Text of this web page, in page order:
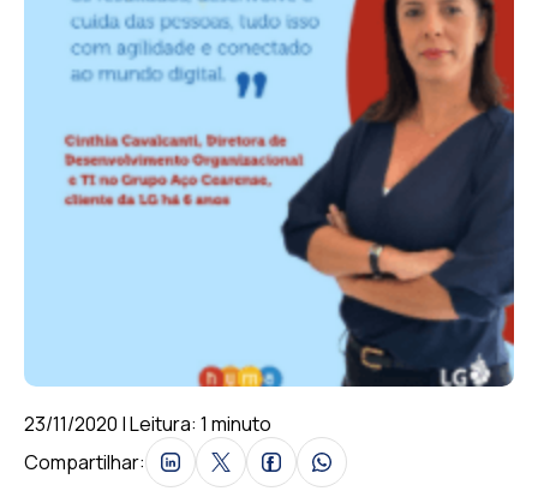
23/11/2020 | Leitura: 1 minuto
Compartilhar: